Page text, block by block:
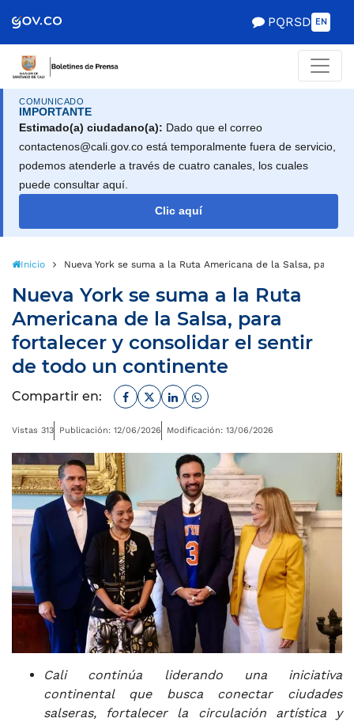
PQRSD EN
COMUNICADO
IMPORTANTE
Estimado(a) ciudadano(a): Dado que el correo
contactenos@cali.gov.co está temporalmente fuera de servicio,
podemos atenderle a través de cuatro canales, los cuales
puede consultar aquí.
Clic aquí
Inicio Nueva York se suma a la Ruta Americana de la Salsa, para
Nueva York se suma a la Ruta
Americana de la Salsa, para
fortalecer y consolidar el sentir
de todo un continente
Compartir en: Facebook
TwitterLinkedinWhatsapp
Vistas 313 Publicación: 12/06/2026 Modificación: 13/06/2026
Cali continúa liderando una iniciativa
continental que busca conectar ciudades
salseras, fortalecer la circulación artística y